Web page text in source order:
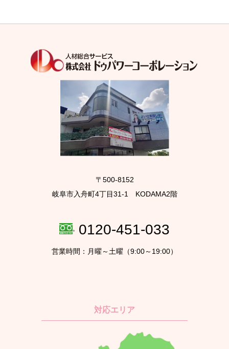
〒500-8152
岐阜市入舟町4丁目31-1 KODAMA2階
0120-451-033
営業時間：月曜～土曜（9:00～19:00）
対応エリア